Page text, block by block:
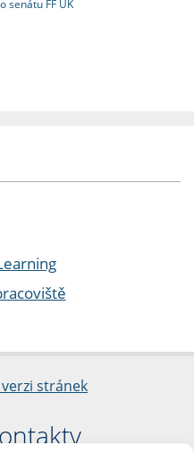
stránek